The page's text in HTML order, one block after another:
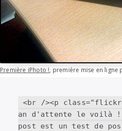
Première iPhoto !, première mise en ligne
<br /><p
an d'attente le voilà !
post est un test de